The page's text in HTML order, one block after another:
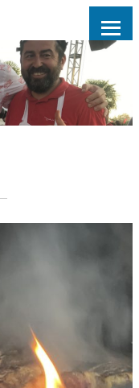
IZGARA,